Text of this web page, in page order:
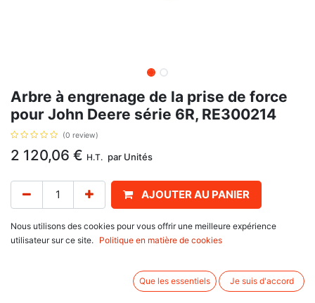
Arbre à engrenage de la prise de force
pour John Deere série 6R, RE300214
(0 review)
2 120,06 € H.T. par Unités
AJOUTER AU PANIER
Délai de livraison : 1 an
série 6R : 6170 R, 6175 R, 6190 R, 6195 R, 6210 R, 6215 R, 6R 175, 6R
Nous utilisons des cookies pour vous offrir une meilleure expérience
utilisateur sur ce site.
Politique en matière de cookies
Que les essentiels Je suis d'accord